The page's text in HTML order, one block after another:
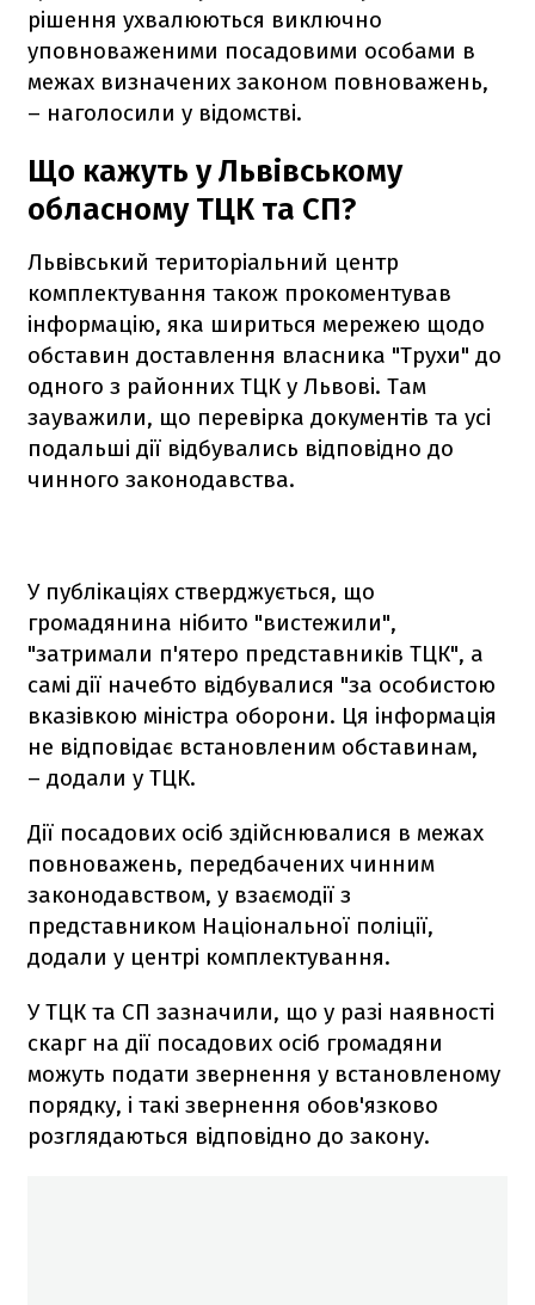
рішення ухвалюються виключно
уповноваженими посадовими особами в
межах визначених законом повноважень,
– наголосили у відомстві.
Що кажуть у Львівському
обласному ТЦК та СП?
Львівський територіальний центр
комплектування також прокоментував
інформацію, яка шириться мережею щодо
обставин доставлення власника "Трухи" до
одного з районних ТЦК у Львові. Там
зауважили, що перевірка документів та усі
подальші дії відбувались відповідно до
чинного законодавства.
У публікаціях стверджується, що
громадянина нібито "вистежили",
"затримали п'ятеро представників ТЦК", а
самі дії начебто відбувалися "за особистою
вказівкою міністра оборони. Ця інформація
не відповідає встановленим обставинам,
– додали у ТЦК.
Дії посадових осіб здійснювалися в межах
повноважень, передбачених чинним
законодавством, у взаємодії з
представником Національної поліції,
додали у центрі комплектування.
У ТЦК та СП зазначили, що у разі наявності
скарг на дії посадових осіб громадяни
можуть подати звернення у встановленому
порядку, і такі звернення обов'язково
розглядаються відповідно до закону.